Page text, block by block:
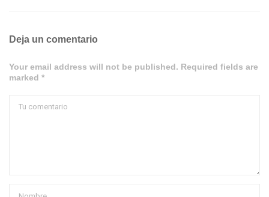
Deja un comentario
Your email address will not be published. Required fields are
marked *